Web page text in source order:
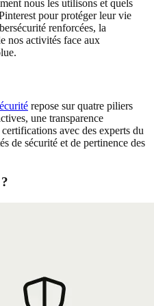
nous les utilisons et quels
pour protéger leur vie
renforcées, la
nos activités face aux
repose sur quatre piliers
une transparence
avec des experts du
de sécurité et de pertinence des